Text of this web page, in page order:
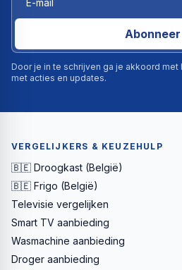
Door je in te schrijven ga je akkoord
met acties en updates.
VERGELIJKERS & KEUZEHULP
🇧🇪 Droogkast (België)
🇧🇪 Frigo (België)
Televisie vergelijken
Smart TV aanbieding
Wasmachine aanbieding
Droger aanbieding